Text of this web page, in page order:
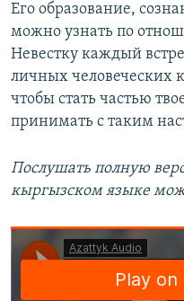
Его образование,
можно узнать по
Невестку каждый
личных человеческих
чтобы стать частью
принимать с таким
Послушать полную
кыргызском языке